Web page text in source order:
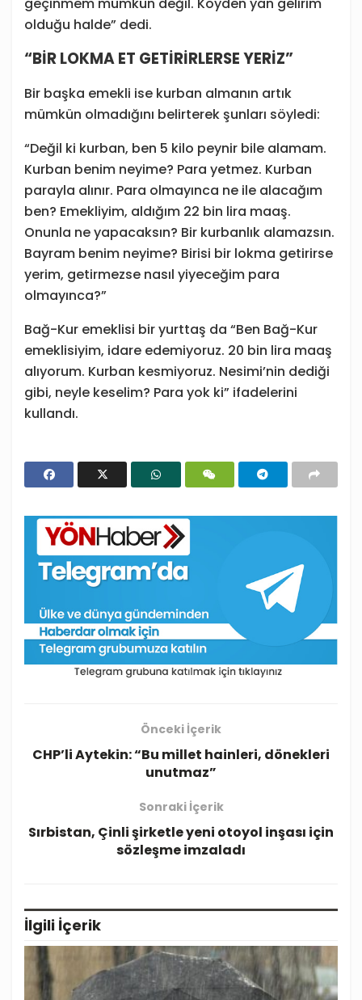
geçinmem mümkün değil. Köyden yan gelirim
olduğu halde” dedi.
“BİR LOKMA ET GETİRİRLERSE YERİZ”
Bir başka emekli ise kurban almanın artık
mümkün olmadığını belirterek şunları söyledi:
“Değil ki kurban, ben 5 kilo peynir bile alamam.
Kurban benim neyime? Para yetmez. Kurban
parayla alınır. Para olmayınca ne ile alacağım
ben? Emekliyim, aldığım 22 bin lira maaş.
Onunla ne yapacaksın? Bir kurbanlık alamazsın.
Bayram benim neyime? Birisi bir lokma getirirse
yerim, getirmezse nasıl yiyeceğim para
olmayınca?”
Bağ-Kur emeklisi bir yurttaş da “Ben Bağ-Kur
emeklisiyim, idare edemiyoruz. 20 bin lira maaş
alıyorum. Kurban kesmiyoruz. Nesimi’nin dediği
gibi, neyle keselim? Para yok ki” ifadelerini
kullandı.
Önceki İçerik
CHP’li Aytekin: “Bu millet hainleri, dönekleri
unutmaz”
Sonraki İçerik
Sırbistan, Çinli şirketle yeni otoyol inşası için
sözleşme imzaladı
İlgili İçerik